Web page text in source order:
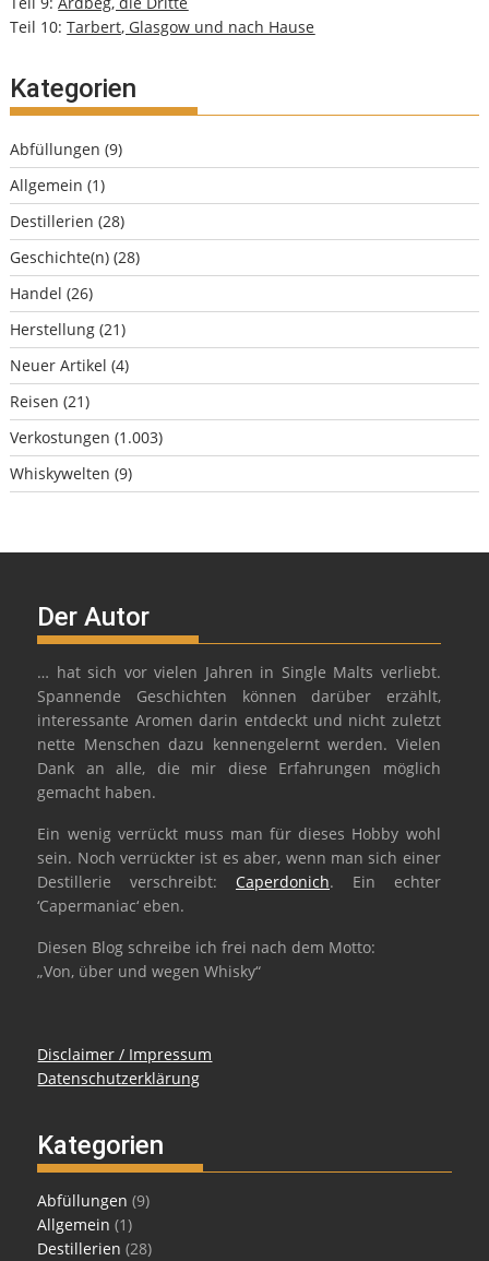
Teil 10:Tarbert, Glasgow und nach Hause
Kategorien
Abfüllungen (9)
Allgemein (1)
Destillerien (28)
Geschichte(n) (28)
Handel (26)
Herstellung (21)
Neuer Artikel (4)
Reisen (21)
Verkostungen (1.003)
Whiskywelten (9)
Der Autor
… hat sich vor vielen Jahren in Single Malts verliebt.
Spannende Geschichten können darüber erzählt,
interessante Aromen darin entdeckt und nicht zuletzt
nette Menschen dazu kennengelernt werden. Vielen
Dank an alle, die mir diese Erfahrungen möglich
gemacht haben.
Ein wenig verrückt muss man für dieses Hobby wohl
sein. Noch verrückter ist es aber, wenn man sich einer
Destillerie verschreibt: Caperdonich. Ein echter
‘Capermaniac‘ eben.
Diesen Blog schreibe ich frei nach dem Motto:
„Von, über und wegen Whisky“
Disclaimer / Impressum
Datenschutzerklärung
Kategorien
Abfüllungen (9)
Allgemein (1)
Destillerien (28)